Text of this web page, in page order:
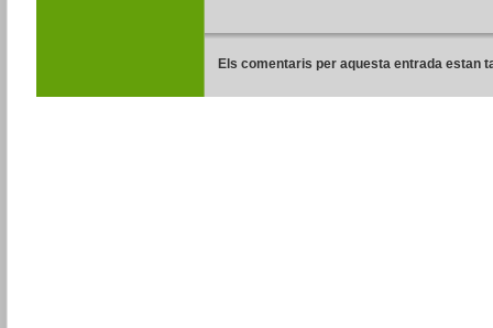
Els comentaris per aquesta entrada estan